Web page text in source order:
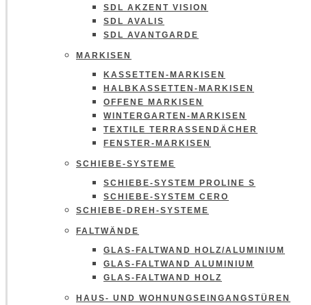
SDL AKZENT VISION
SDL AVALIS
SDL AVANTGARDE
MARKISEN
KASSETTEN-MARKISEN
HALBKASSETTEN-MARKISEN
OFFENE MARKISEN
WINTERGARTEN-MARKISEN
TEXTILE TERRASSENDÄCHER
FENSTER-MARKISEN
SCHIEBE-SYSTEME
SCHIEBE-SYSTEM PROLINE S
SCHIEBE-SYSTEM CERO
SCHIEBE-DREH-SYSTEME
FALTWÄNDE
GLAS-FALTWAND HOLZ/ALUMINIUM
GLAS-FALTWAND ALUMINIUM
GLAS-FALTWAND HOLZ
HAUS- UND WOHNUNGSEINGANGSTÜREN